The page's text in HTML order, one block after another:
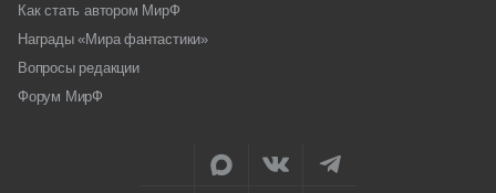
Как стать автором МирФ
Награды «Мира фантастики»
Вопросы редакции
Форум МирФ